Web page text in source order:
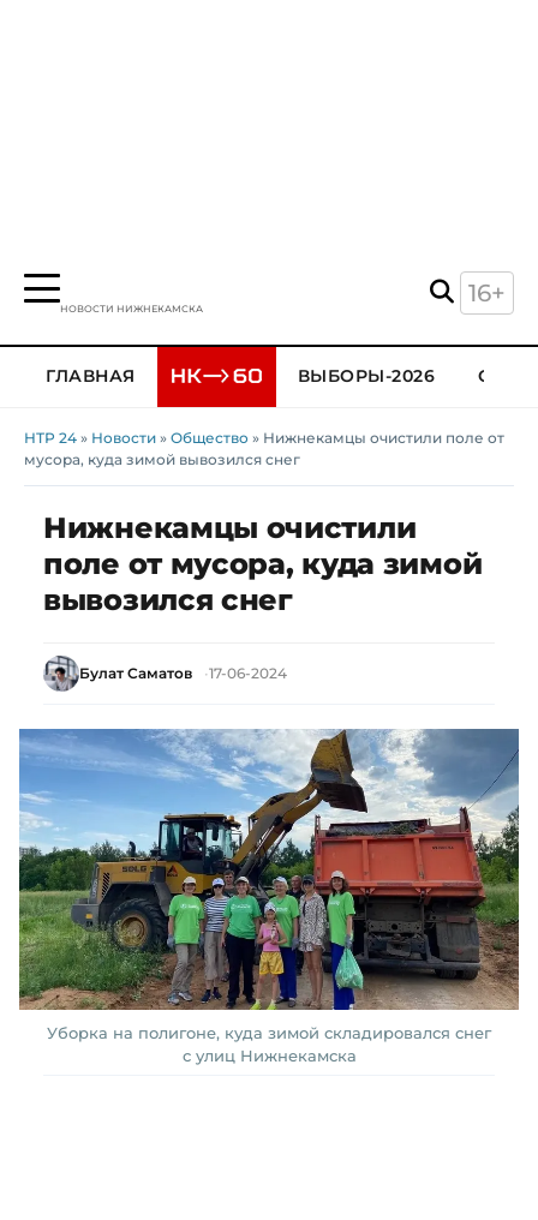
НОВОСТИ НИЖНЕКАМСКА
16+
ГЛАВНАЯ ВЫБОРЫ-2026
НТР 24 » Новости » Общество » Нижнекамцы очистили поле от
мусора, куда зимой вывозился снег
Нижнекамцы очистили
поле от мусора, куда зимой
вывозился снег
Булат Саматов 17-06-2024
Уборка на полигоне, куда зимой складировался снег
с улиц Нижнекамска